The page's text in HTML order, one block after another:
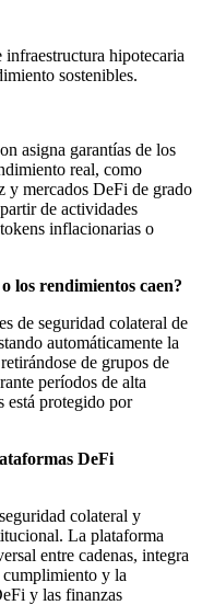
hipotecaria
sostenibles.
asigna garantías de los
real, como
y mercados DeFi de grado
de actividades
inflacionarias o
los rendimientos caen?
de seguridad colateral de
automáticamente la
de grupos de
períodos de alta
está protegido por
DeFi
colateral y
La plataforma
entre cadenas, integra
cumplimiento y la
y las finanzas